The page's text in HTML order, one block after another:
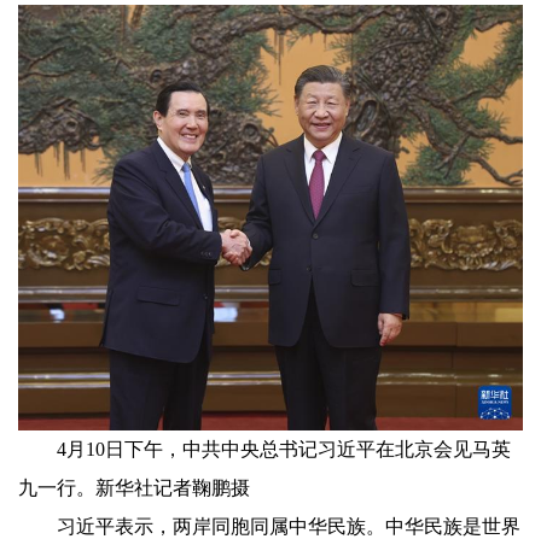
4月10日下午，中共中央总书记习近平在北京会见马英
九一行。新华社记者鞠鹏摄
习近平表示，两岸同胞同属中华民族。中华民族是世界